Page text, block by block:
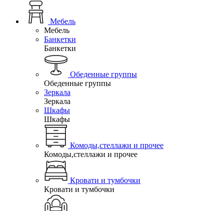
Мебель
Мебель
Банкетки
Банкетки
Обеденные группы
Обеденные группы
Зеркала
Зеркала
Шкафы
Шкафы
Комоды,стеллажи и прочее
Комоды,стеллажи и прочее
Кровати и тумбочки
Кровати и тумбочки